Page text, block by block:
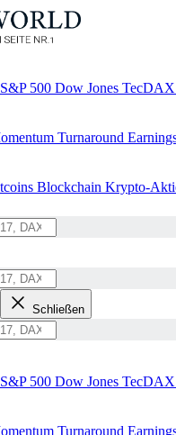
S&P 500 Dow Jones TecDAX
Turnaround
Blockchain Krypto-
Schließen
S&P 500 Dow Jones TecDAX
Turnaround